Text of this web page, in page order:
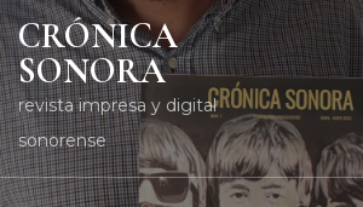
CRÓNICA
SONORA
revista impresa y digital
sonorense